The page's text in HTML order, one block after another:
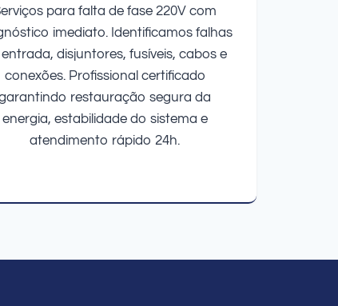
para falta de fase 220V com
imediato. Identificamos falhas
disjuntores, fusíveis, cabos e
conexões. Profissional certificado
restauração segura da
energia, estabilidade do sistema e
atendimento rápido 24h.